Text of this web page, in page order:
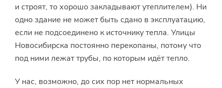
и строят, то хорошо закладывают утеплителем). Ни
одно здание не может быть сдано в эксплуатацию,
если не подсоединено к источнику тепла. Улицы
Новосибирска постоянно перекопаны, потому что
под ними лежат трубы, по которым идёт тепло.
У нас, возможно, до сих пор нет нормальных